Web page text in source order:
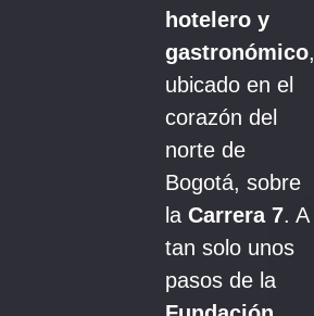
hotelero y
gastronómico,
ubicado en el
corazón del
norte de
Bogotá, sobre
laCarrera 7. A
tan solo unos
pasos de la